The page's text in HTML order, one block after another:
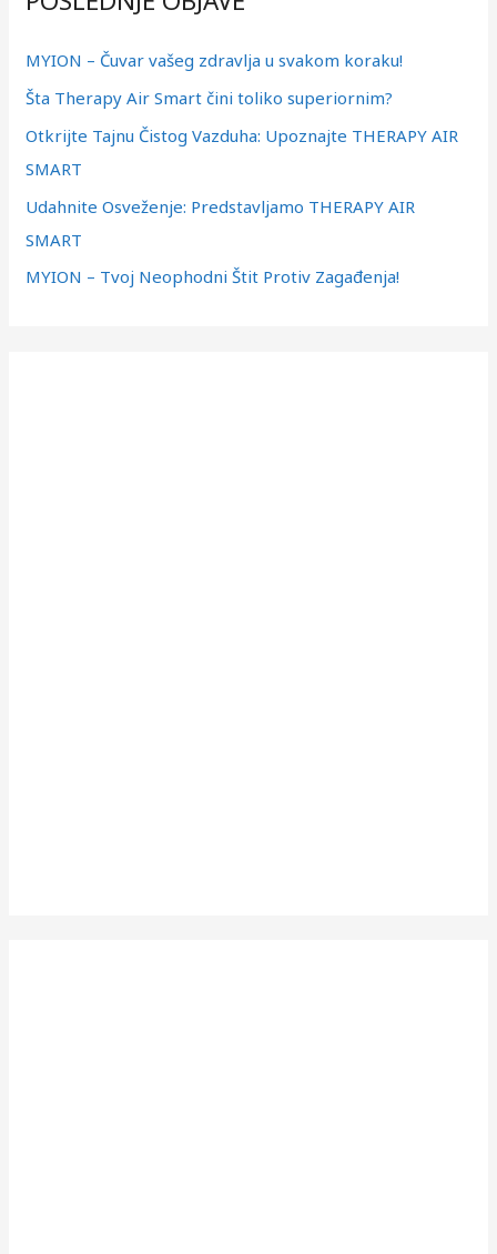
г
а
з
а
:
MYION – Čuvar vašeg zdravlja u svakom koraku!
Šta Therapy Air Smart čini toliko superiornim?
Otkrijte Tajnu Čistog Vazduha: Upoznajte THERAPY AIR
SMART
Udahnite Osveženje: Predstavljamo THERAPY AIR
SMART
MYION – Tvoj Neophodni Štit Protiv Zagađenja!